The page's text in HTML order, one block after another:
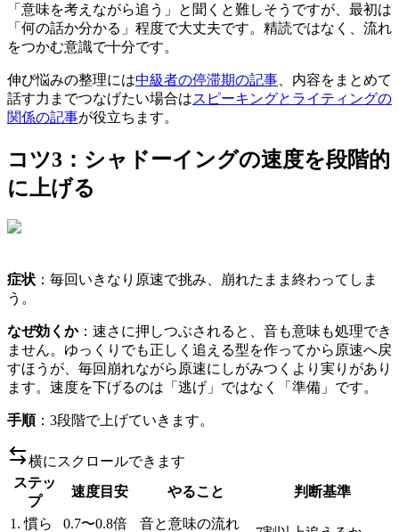
「意味を考えながら追う」と聞くと難しそうですが、最初は
「何の話か分かる」程度で大丈夫です。精読ではなく、流れ
をつかむ意識で十分です。
伸び悩みの整理には中級者の停滞期の記事 、内容をまとめて
話す力までつなげたい場合はスピーキングとライティングの
関係の記事が役立ちます。
コツ3：シャドーイングの速度を段階的
に上げる
症状 ：毎回いきなり原速で挑み、崩れたまま終わってしま
う。
なぜ効くか：速さに押しつぶされると、音も意味も処理でき
ません。ゆっくりでも正しく追える型を作ってから原速へ戻
すほうが、毎回崩れながら原速にしがみつくより実りがあり
ます。速度を下げるのは「逃げ」ではなく「準備」です。
手順：3段階で上げていきます。
横にスクロールできます
ステッ
プ
速度目安 やること 判断基準
1. 慣ら
0.7〜0.8倍
音と意味の流れ